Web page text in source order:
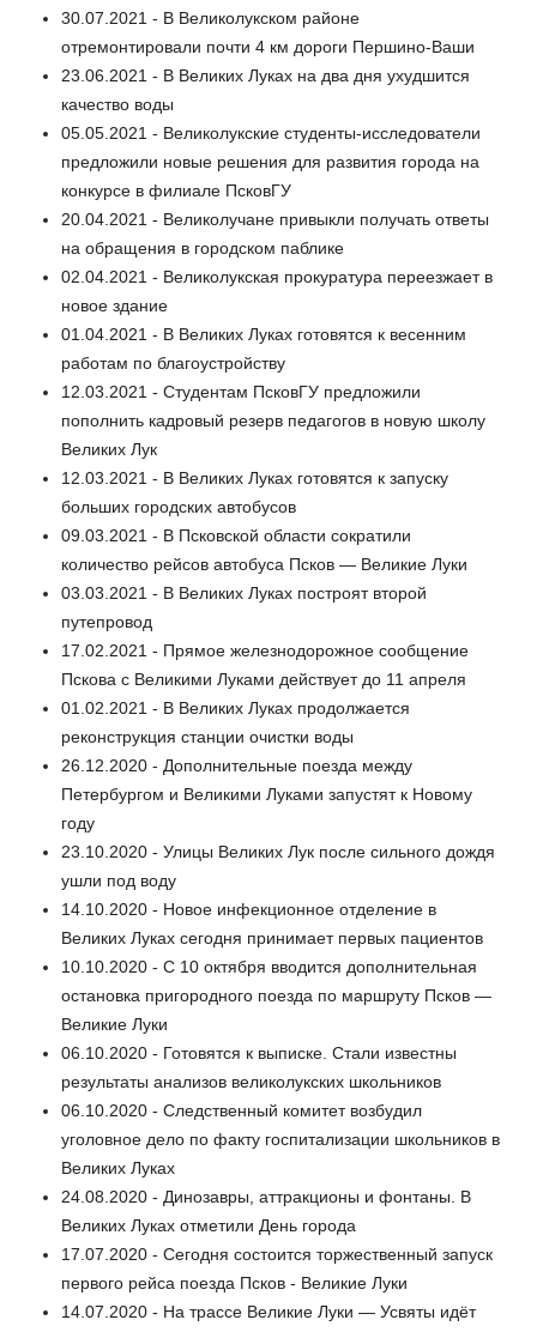
30.07.2021 - В Великолукском районе
отремонтировали почти 4 км дороги Першино-Ваши
23.06.2021 - В Великих Луках на два дня ухудшится
качество воды
05.05.2021 - Великолукские студенты-исследователи
предложили новые решения для развития города на
конкурсе в филиале ПсковГУ
20.04.2021 - Великолучане привыкли получать ответы
на обращения в городском паблике
02.04.2021 - Великолукская прокуратура переезжает в
новое здание
01.04.2021 - В Великих Луках готовятся к весенним
работам по благоустройству
12.03.2021 - Студентам ПсковГУ предложили
пополнить кадровый резерв педагогов в новую школу
Великих Лук
12.03.2021 - В Великих Луках готовятся к запуску
больших городских автобусов
09.03.2021 - В Псковской области сократили
количество рейсов автобуса Псков — Великие Луки
03.03.2021 - В Великих Луках построят второй
путепровод
17.02.2021 - Прямое железнодорожное сообщение
Пскова с Великими Луками действует до 11 апреля
01.02.2021 - В Великих Луках продолжается
реконструкция станции очистки воды
26.12.2020 - Дополнительные поезда между
Петербургом и Великими Луками запустят к Новому
году
23.10.2020 - Улицы Великих Лук после сильного дождя
ушли под воду
14.10.2020 - Новое инфекционное отделение в
Великих Луках сегодня принимает первых пациентов
10.10.2020 - С 10 октября вводится дополнительная
остановка пригородного поезда по маршруту Псков —
Великие Луки
06.10.2020 - Готовятся к выписке. Стали известны
результаты анализов великолукских школьников
06.10.2020 - Следственный комитет возбудил
уголовное дело по факту госпитализации школьников в
Великих Луках
24.08.2020 - Динозавры, аттракционы и фонтаны. В
Великих Луках отметили День города
17.07.2020 - Сегодня состоится торжественный запуск
первого рейса поезда Псков - Великие Луки
14.07.2020 - На трассе Великие Луки — Усвяты идёт